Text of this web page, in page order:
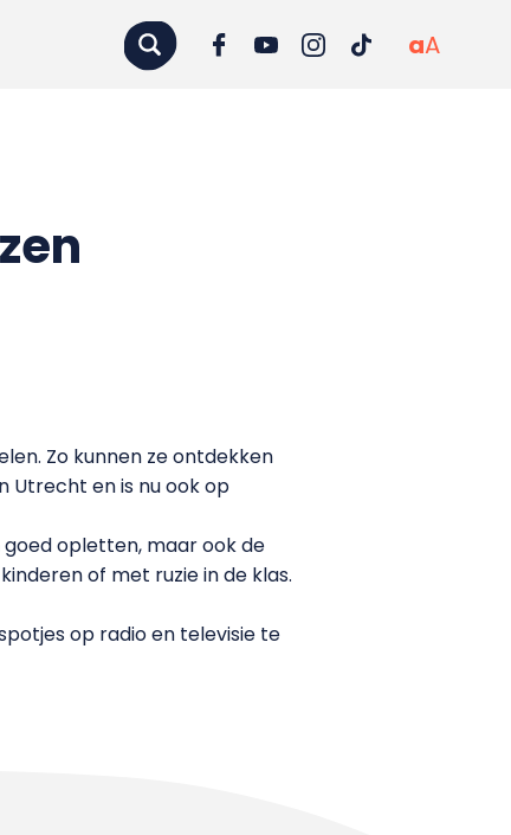
aA
Zo kunnen ze ontdekken
Utrecht en is nu ook op
goed opletten, maar ook de
of met ruzie in de klas.
op radio en televisie te